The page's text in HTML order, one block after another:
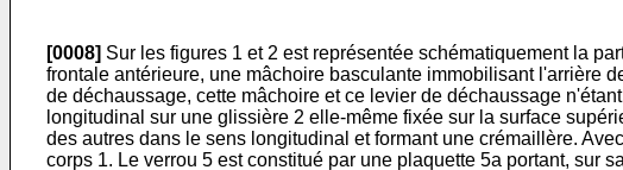
[0008] Sur les figures 1 et 2 est représentée schématiquement la
frontale antérieure, une mâchoire basculante immobilisant l'arrière
de déchaussage, cette mâchoire et ce levier de déchaussage
longitudinal sur une glissière 2 elle-même fixée sur la surface
des autres dans le sens longitudinal et formant une crémaillère.
corps 1. Le verrou 5 est constitué par une plaquette 5a portant, sur